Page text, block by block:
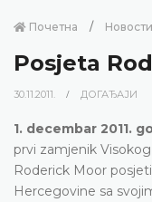
Почетна Новости
Posjeta
30.11.2011. ДОГАЂАЈИ
1. decembar 2011.
prvi zamjenik
Roderick Moor
Hercegovine sa